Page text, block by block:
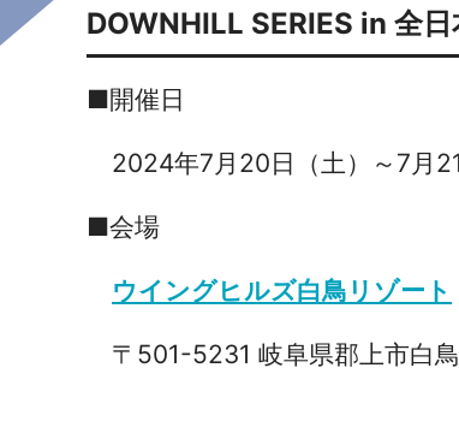
DOWNHILL SERIES in 全
■開催日
2024年7月20日（土）～7月21
■会場
ウイングヒルズ白鳥リゾート
〒501-5231 岐阜県郡上市白